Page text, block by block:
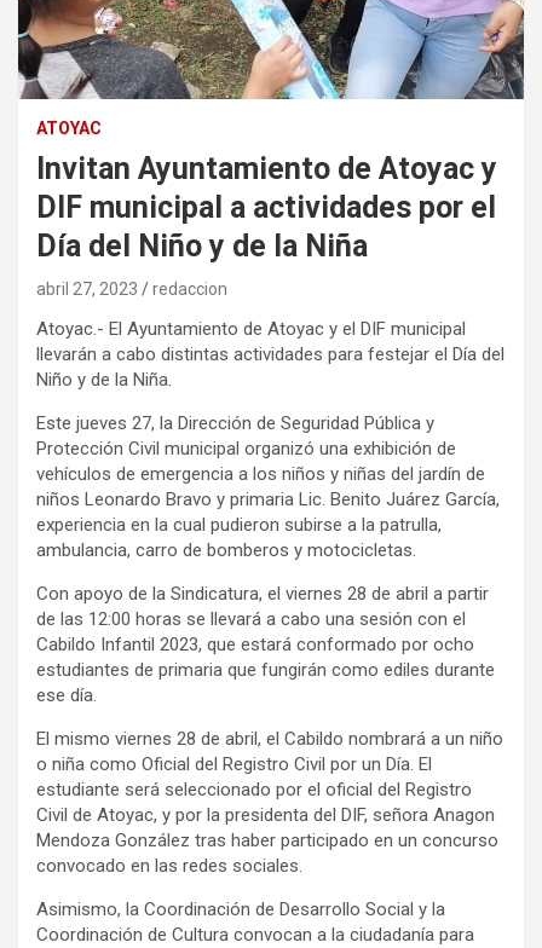
ATOYAC
Invitan Ayuntamiento de Atoyac y
DIF municipal a actividades por el
Día del Niño y de la Niña
abril 27, 2023 redaccion
Atoyac.- El Ayuntamiento de Atoyac y el DIF municipal
llevarán a cabo distintas actividades para festejar el Día del
Niño y de la Niña.
Este jueves 27, la Dirección de Seguridad Pública y
Protección Civil municipal organizó una exhibición de
vehículos de emergencia a los niños y niñas del jardín de
niños Leonardo Bravo y primaria Lic. Benito Juárez García,
experiencia en la cual pudieron subirse a la patrulla,
ambulancia, carro de bomberos y motocicletas.
Con apoyo de la Sindicatura, el viernes 28 de abril a partir
de las 12:00 horas se llevará a cabo una sesión con el
Cabildo Infantil 2023, que estará conformado por ocho
estudiantes de primaria que fungirán como ediles durante
ese día.
El mismo viernes 28 de abril, el Cabildo nombrará a un niño
o niña como Oficial del Registro Civil por un Día. El
estudiante será seleccionado por el oficial del Registro
Civil de Atoyac, y por la presidenta del DIF, señora Anagon
Mendoza González tras haber participado en un concurso
convocado en las redes sociales.
Asimismo, la Coordinación de Desarrollo Social y la
Coordinación de Cultura convocan a la ciudadanía para